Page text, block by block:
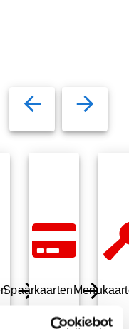
Spaarkaarten